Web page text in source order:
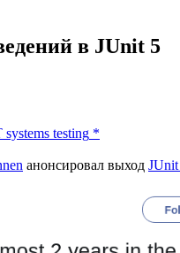
в JUnit 5
systems testing *
анонсировал выход